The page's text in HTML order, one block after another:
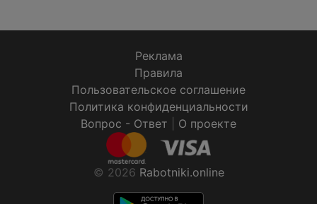
Реклама
Правила
Пользовательское соглашение
Политика конфиденциальности
Вопрос - Ответ
О проекте
© 2026 Rabotniki.online